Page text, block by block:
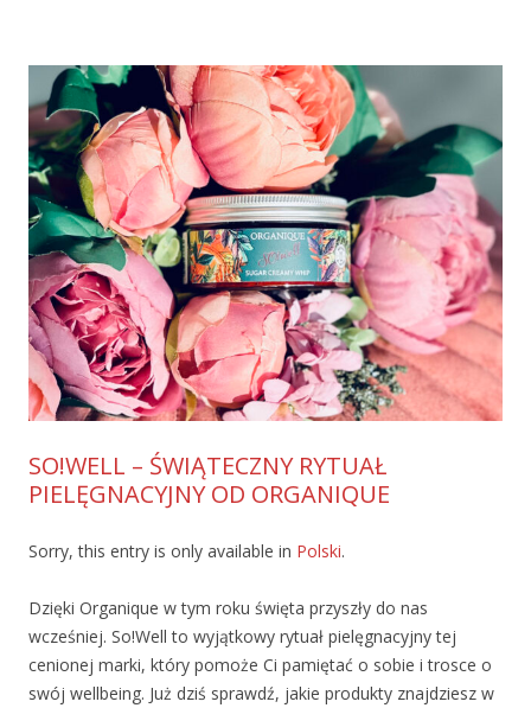
SO!WELL – ŚWIĄTECZNY RYTUAŁ
PIELĘGNACYJNY OD ORGANIQUE
Sorry, this entry is only available in Polski.
Dzięki Organique w tym roku święta przyszły do nas
wcześniej. So!Well to wyjątkowy rytuał pielęgnacyjny tej
cenionej marki, który pomoże Ci pamiętać o sobie i trosce o
swój wellbeing. Już dziś sprawdź, jakie produkty znajdziesz w